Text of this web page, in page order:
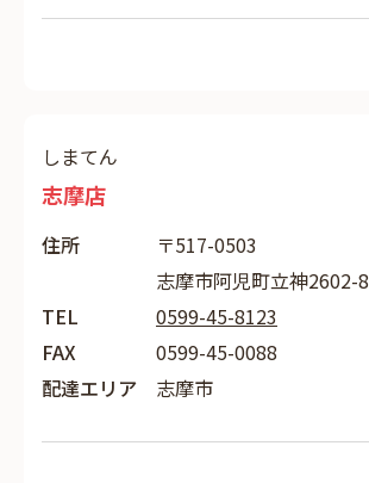
しまてん
志摩店
住所
〒517-0503
志摩市阿児町立神2602-8
TEL
0599-45-8123
FAX
0599-45-0088
配達エリア
志摩市